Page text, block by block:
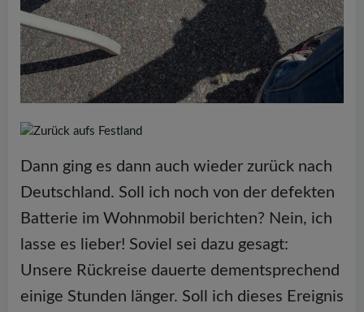
Dann ging es dann auch wieder zurück nach
Deutschland. Soll ich noch von der defekten
Batterie im Wohnmobil berichten? Nein, ich
lasse es lieber! Soviel sei dazu gesagt:
Unsere Rückreise dauerte dementsprechend
einige Stunden länger. Soll ich dieses Ereignis